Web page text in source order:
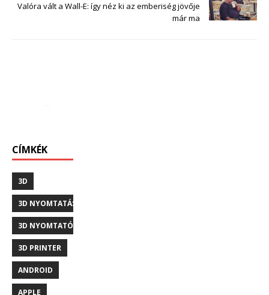
Valóra vált a Wall-E: így néz ki az emberiség jövője
már ma
CÍMKÉK
3D
3D NYOMTATÁS
3D NYOMTATÓ
3D PRINTER
ANDROID
APPLE